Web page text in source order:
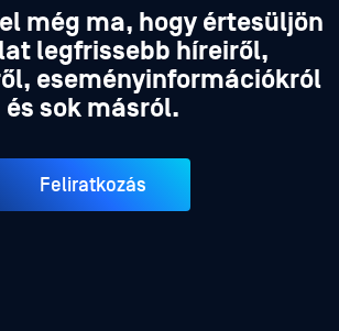
még ma, hogy értesüljön
legfrissebb híreiről,
eseményinformációkról
és sok másról.
Feliratkozás